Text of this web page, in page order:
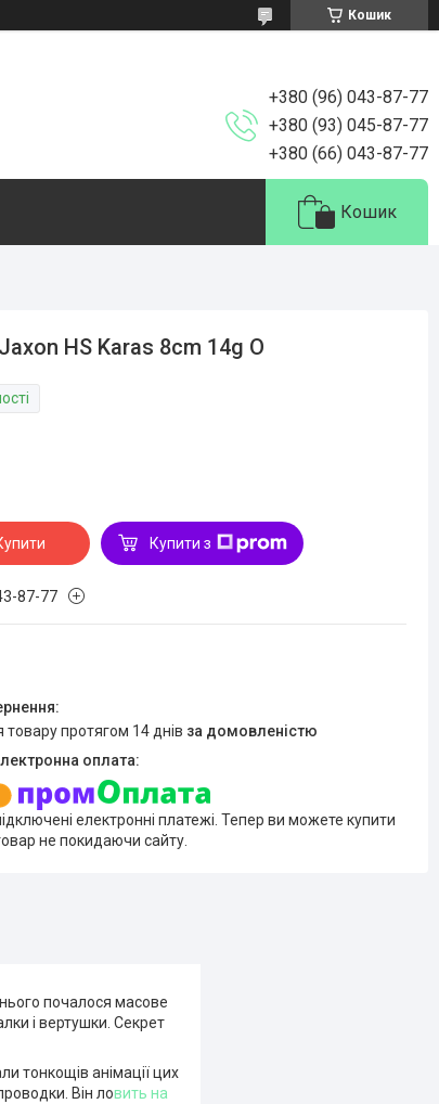
Кошик
+380 (96) 043-87-77
+380 (93) 045-87-77
+380 (66) 043-87-77
Кошик
HS Karas 8cm 14g O
Купити з
87-77
товару протягом 14 днів за домовленістю
електронні платежі. Тепер ви можете купити
не покидаючи сайту.
нього почалося масове
і вертушки. Секрет
тонкощів анімації цих
Він ловить на